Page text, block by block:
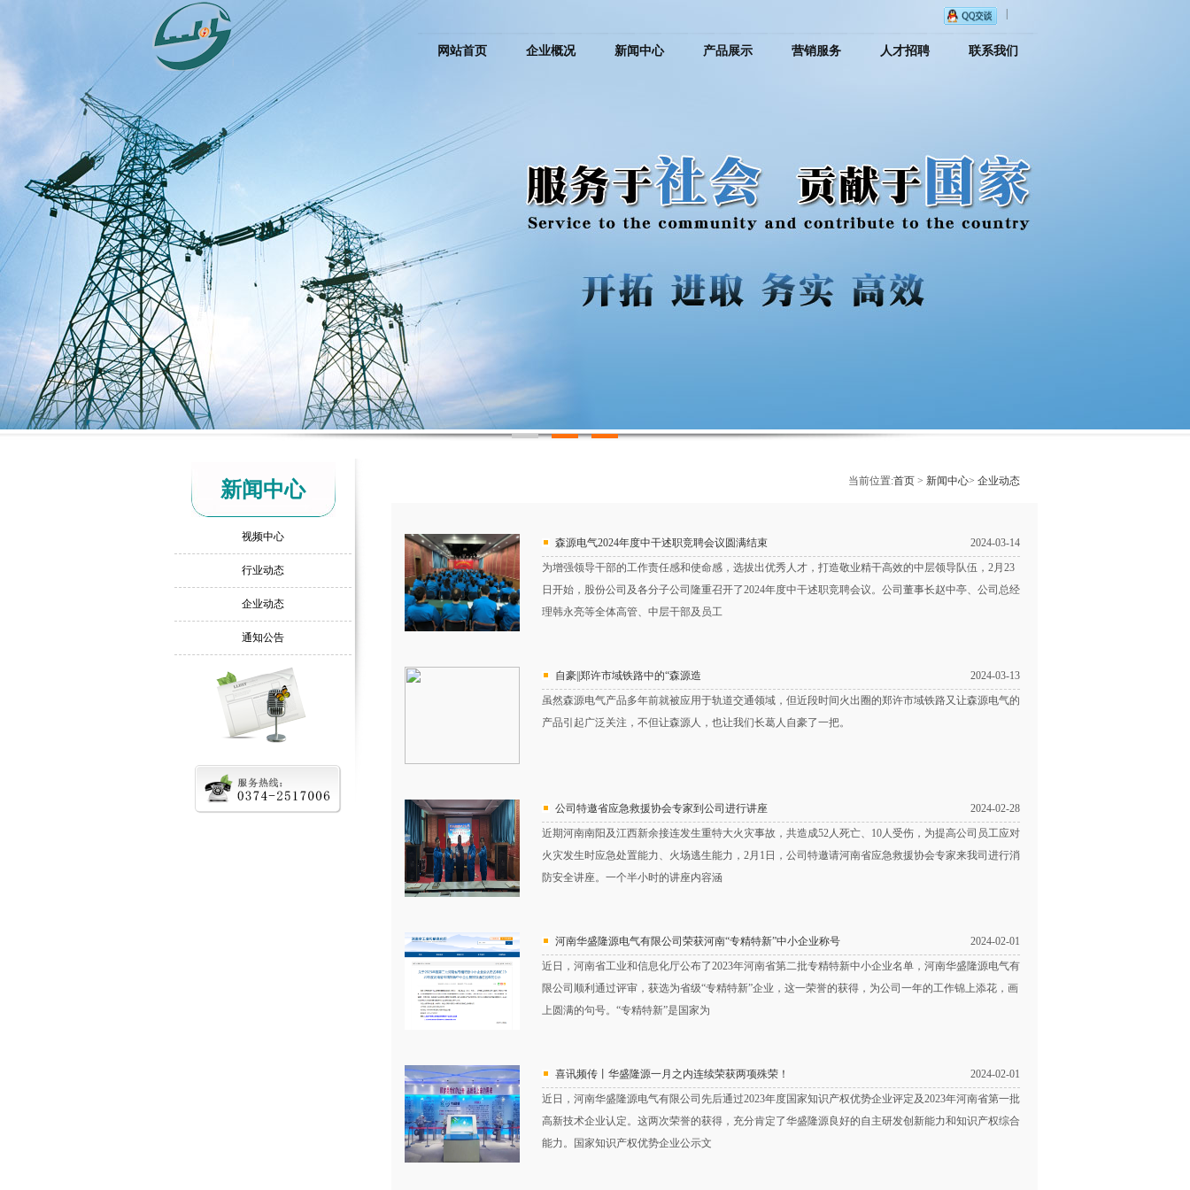
网站首页 企业概况 新闻中心 产品展示 营销服务 人才招聘 联系我们
新闻中心
视频中心
行业动态
企业动态
通知公告
当前位置:首页 > 新闻中心> 企业动态
森源电气2024年度中干述职竞聘会议圆满结束
2024-03-14
为增强领导干部的工作责任感和使命感，选拔出优秀人才，打造敬业精干高效的中层领导队伍，2月23
日开始，股份公司及各分子公司隆重召开了2024年度中干述职竞聘会议。公司董事长赵中亭、公司总经
理韩永亮等全体高管、中层干部及员工
自豪||郑许市域铁路中的“森源造
2024-03-13
虽然森源电气产品多年前就被应用于轨道交通领域，但近段时间火出圈的郑许市域铁路又让森源电气的
产品引起广泛关注，不但让森源人，也让我们长葛人自豪了一把。
公司特邀省应急救援协会专家到公司进行讲座
2024-02-28
近期河南南阳及江西新余接连发生重特大火灾事故，共造成52人死亡、10人受伤，为提高公司员工应对
火灾发生时应急处置能力、火场逃生能力，2月1日，公司特邀请河南省应急救援协会专家来我司进行消
防安全讲座。一个半小时的讲座内容涵
河南华盛隆源电气有限公司荣获河南“专精特新”中小企业称号
2024-02-01
近日，河南省工业和信息化厅公布了2023年河南省第二批专精特新中小企业名单，河南华盛隆源电气有
限公司顺利通过评审，获选为省级“专精特新”企业，这一荣誉的获得，为公司一年的工作锦上添花，画
上圆满的句号。“专精特新”是国家为
喜讯频传丨华盛隆源一月之内连续荣获两项殊荣！
2024-02-01
近日，河南华盛隆源电气有限公司先后通过2023年度国家知识产权优势企业评定及2023年河南省第一批
高新技术企业认定。这两次荣誉的获得，充分肯定了华盛隆源良好的自主研发创新能力和知识产权综合
能力。国家知识产权优势企业公示文